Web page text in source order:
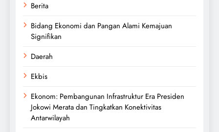
Berita
Bidang Ekonomi dan Pangan Alami Kemajuan
Signifikan
Daerah
Ekbis
Ekonom: Pembangunan Infrastruktur Era Presiden
Jokowi Merata dan Tingkatkan Konektivitas
Antarwilayah